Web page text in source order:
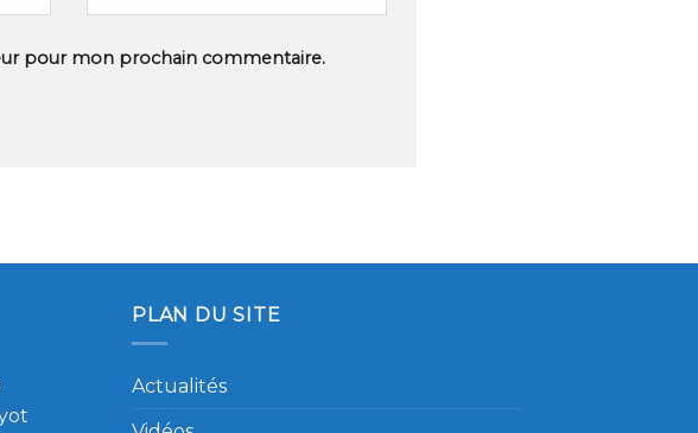
pour mon prochain commentaire.
PLAN DU SITE
Actualités